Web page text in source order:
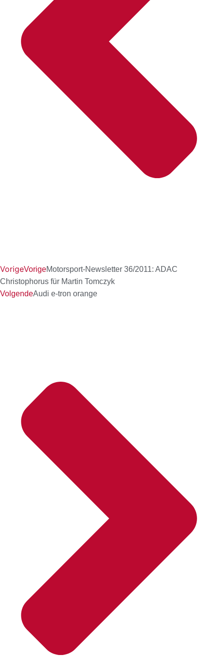
VorigeVorigeMotorsport-Newsletter 36/2011: ADAC
Christophorus für Martin Tomczyk
VolgendeAudi e-tron orange